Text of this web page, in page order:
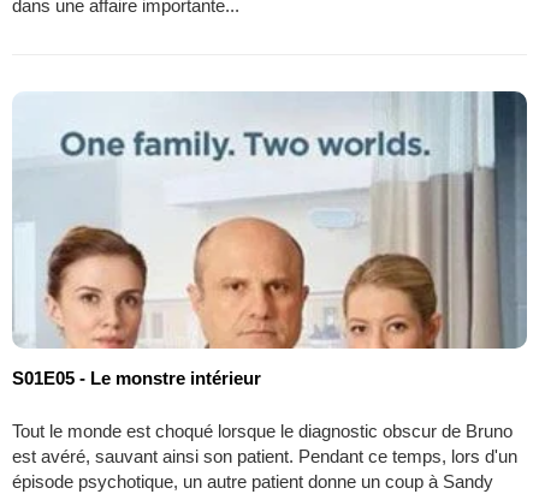
dans une affaire importante...
S01E05 - Le monstre intérieur
Tout le monde est choqué lorsque le diagnostic obscur de Bruno
est avéré, sauvant ainsi son patient. Pendant ce temps, lors d'un
épisode psychotique, un autre patient donne un coup à Sandy